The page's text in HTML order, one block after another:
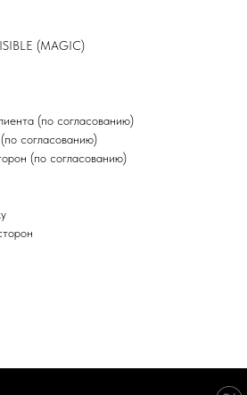
(MAGIC)
(по согласованию)
согласованию)
(по согласованию)